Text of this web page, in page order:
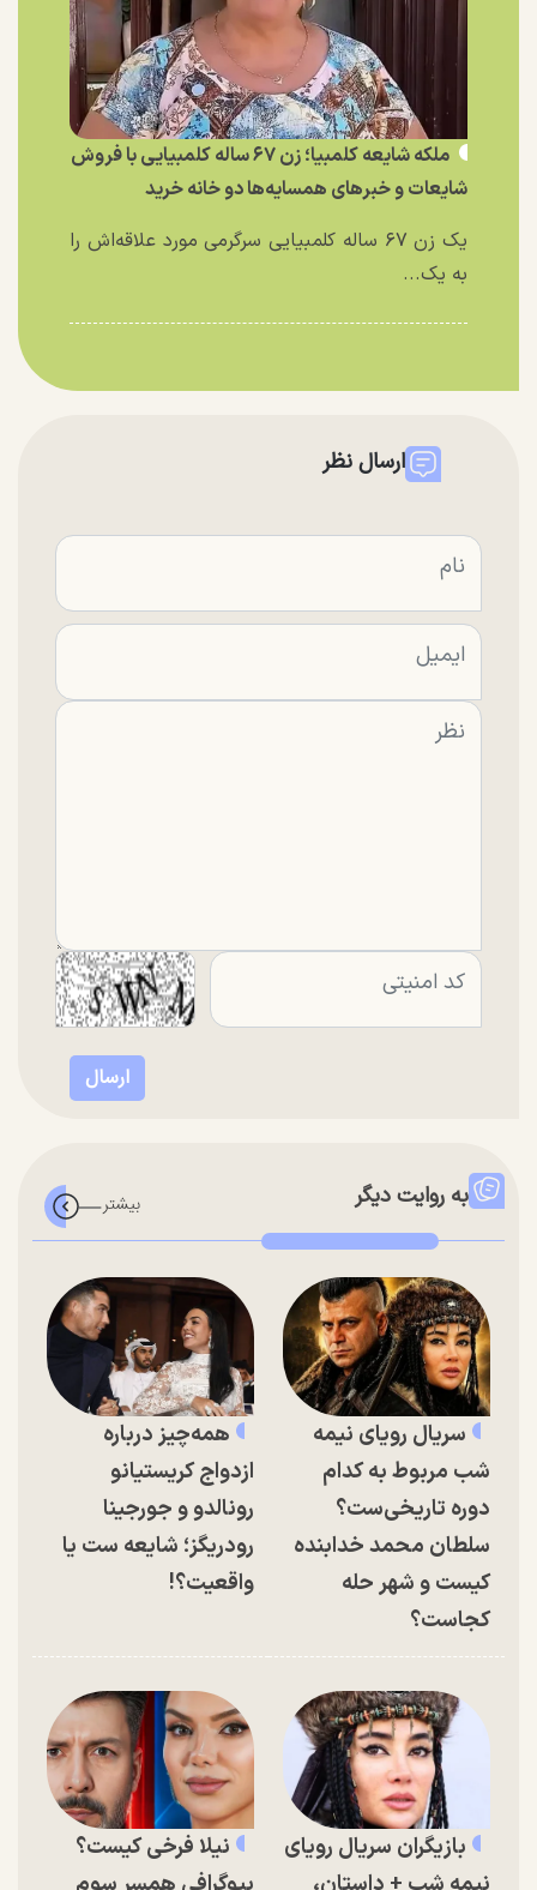
ملکه شایعه کلمبیا؛ زن ۶۷ ساله کلمبیایی با فروش
شایعات و خبر‌های همسایه‌ها دو خانه خرید
یک زن ۶۷ ساله کلمبیایی سرگرمی مورد علاقه‌اش را
به یک...
ارسال نظر
به روایت دیگر
سریال رویای نیمه
شب مربوط به کدام
دوره تاریخی‌ست؟
سلطان محمد خدابنده
کیست و شهر حله
کجاست؟
همه‌چیز درباره
ازدواج کریستیانو
رونالدو و جورجینا
رودریگز؛ شایعه ست یا
واقعیت؟!
بازیگران سریال رویای
نیلا فرخی کیست؟